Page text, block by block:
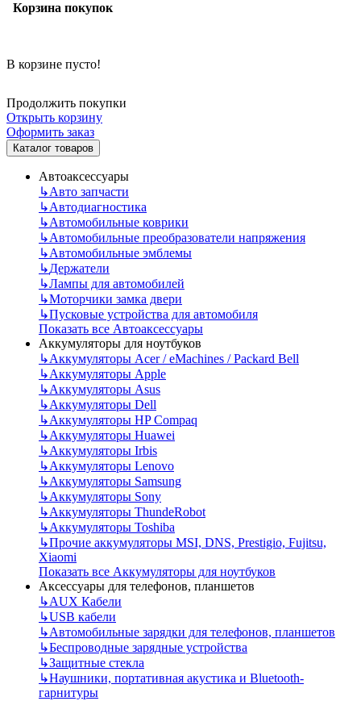
Корзина покупок
В корзине пусто!
Продолжить покупки
Открыть корзину
Оформить заказ
Каталог товаров
Автоаксессуары
↳Авто запчасти
↳Автодиагностика
↳Автомобильные коврики
↳Автомобильные преобразователи напряжения
↳Автомобильные эмблемы
↳Держатели
↳Лампы для автомобилей
↳Моторчики замка двери
↳Пусковые устройства для автомобиля
Показать все Автоаксессуары
Аккумуляторы для ноутбуков
↳Аккумуляторы Acer / eMachines / Packard Bell
↳Аккумуляторы Apple
↳Аккумуляторы Asus
↳Аккумуляторы Dell
↳Аккумуляторы HP Compaq
↳Аккумуляторы Huawei
↳Аккумуляторы Irbis
↳Аккумуляторы Lenovo
↳Аккумуляторы Samsung
↳Аккумуляторы Sony
↳Аккумуляторы ThundeRobot
↳Аккумуляторы Toshiba
↳Прочие аккумуляторы MSI, DNS, Prestigio, Fujitsu,
Xiaomi
Показать все Аккумуляторы для ноутбуков
Аксессуары для телефонов, планшетов
↳AUX Кабели
↳USB кабели
↳Автомобильные зарядки для телефонов, планшетов
↳Беспроводные зарядные устройства
↳Защитные стекла
↳Наушники, портативная акустика и Bluetooth-
гарнитуры